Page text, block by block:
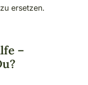
ersetzen.
–